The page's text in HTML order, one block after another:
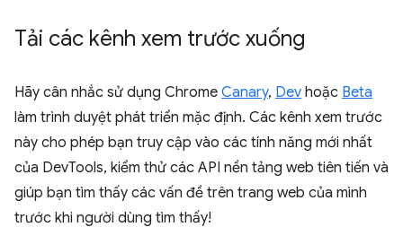
Tải các kênh xem trước xuống
Hãy cân nhắc sử dụng Chrome Canary, Dev hoặc Beta
làm trình duyệt phát triển mặc định. Các kênh xem trước
này cho phép bạn truy cập vào các tính năng mới nhất
của DevTools, kiểm thử các API nền tảng web tiên tiến và
giúp bạn tìm thấy các vấn đề trên trang web của mình
trước khi người dùng tìm thấy!